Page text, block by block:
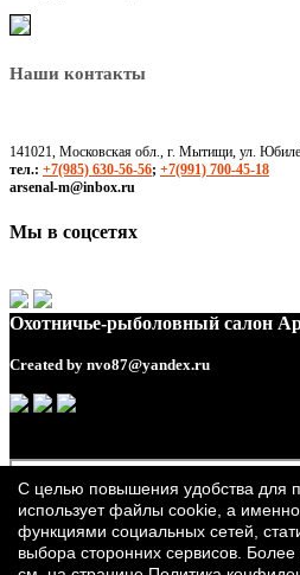
Наши контакты
141021, Московская обл., г. Мытищи, ул.
тел.: +7(985) 630-56-56; +7(991) 700-45-18
arsenal-m@inbox.ru
Мы в соцсетях
Охотничье-рыболовный салон
Created by nvo87@yandex.ru
С целью повышения удобства для
использует файлы cookie, а
функциями социальных сетей,
выбора сторонних сервисов.